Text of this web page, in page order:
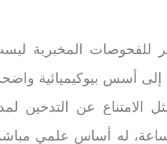
للفحوصات المخبرية
إلى أسس بيوكيميائية
الامتناع عن التدخين
أو الصيام لمدة 8 إلى 12 ساعة، له أساس علمي